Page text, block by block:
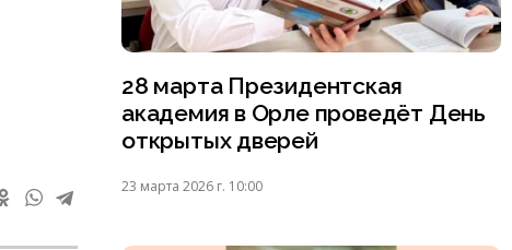
28 марта Президентская
академия в Орле проведёт День
открытых дверей
23 марта 2026 г. 10:00